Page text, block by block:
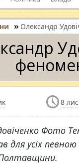
» Олександр
8
Фото
для усіх певною